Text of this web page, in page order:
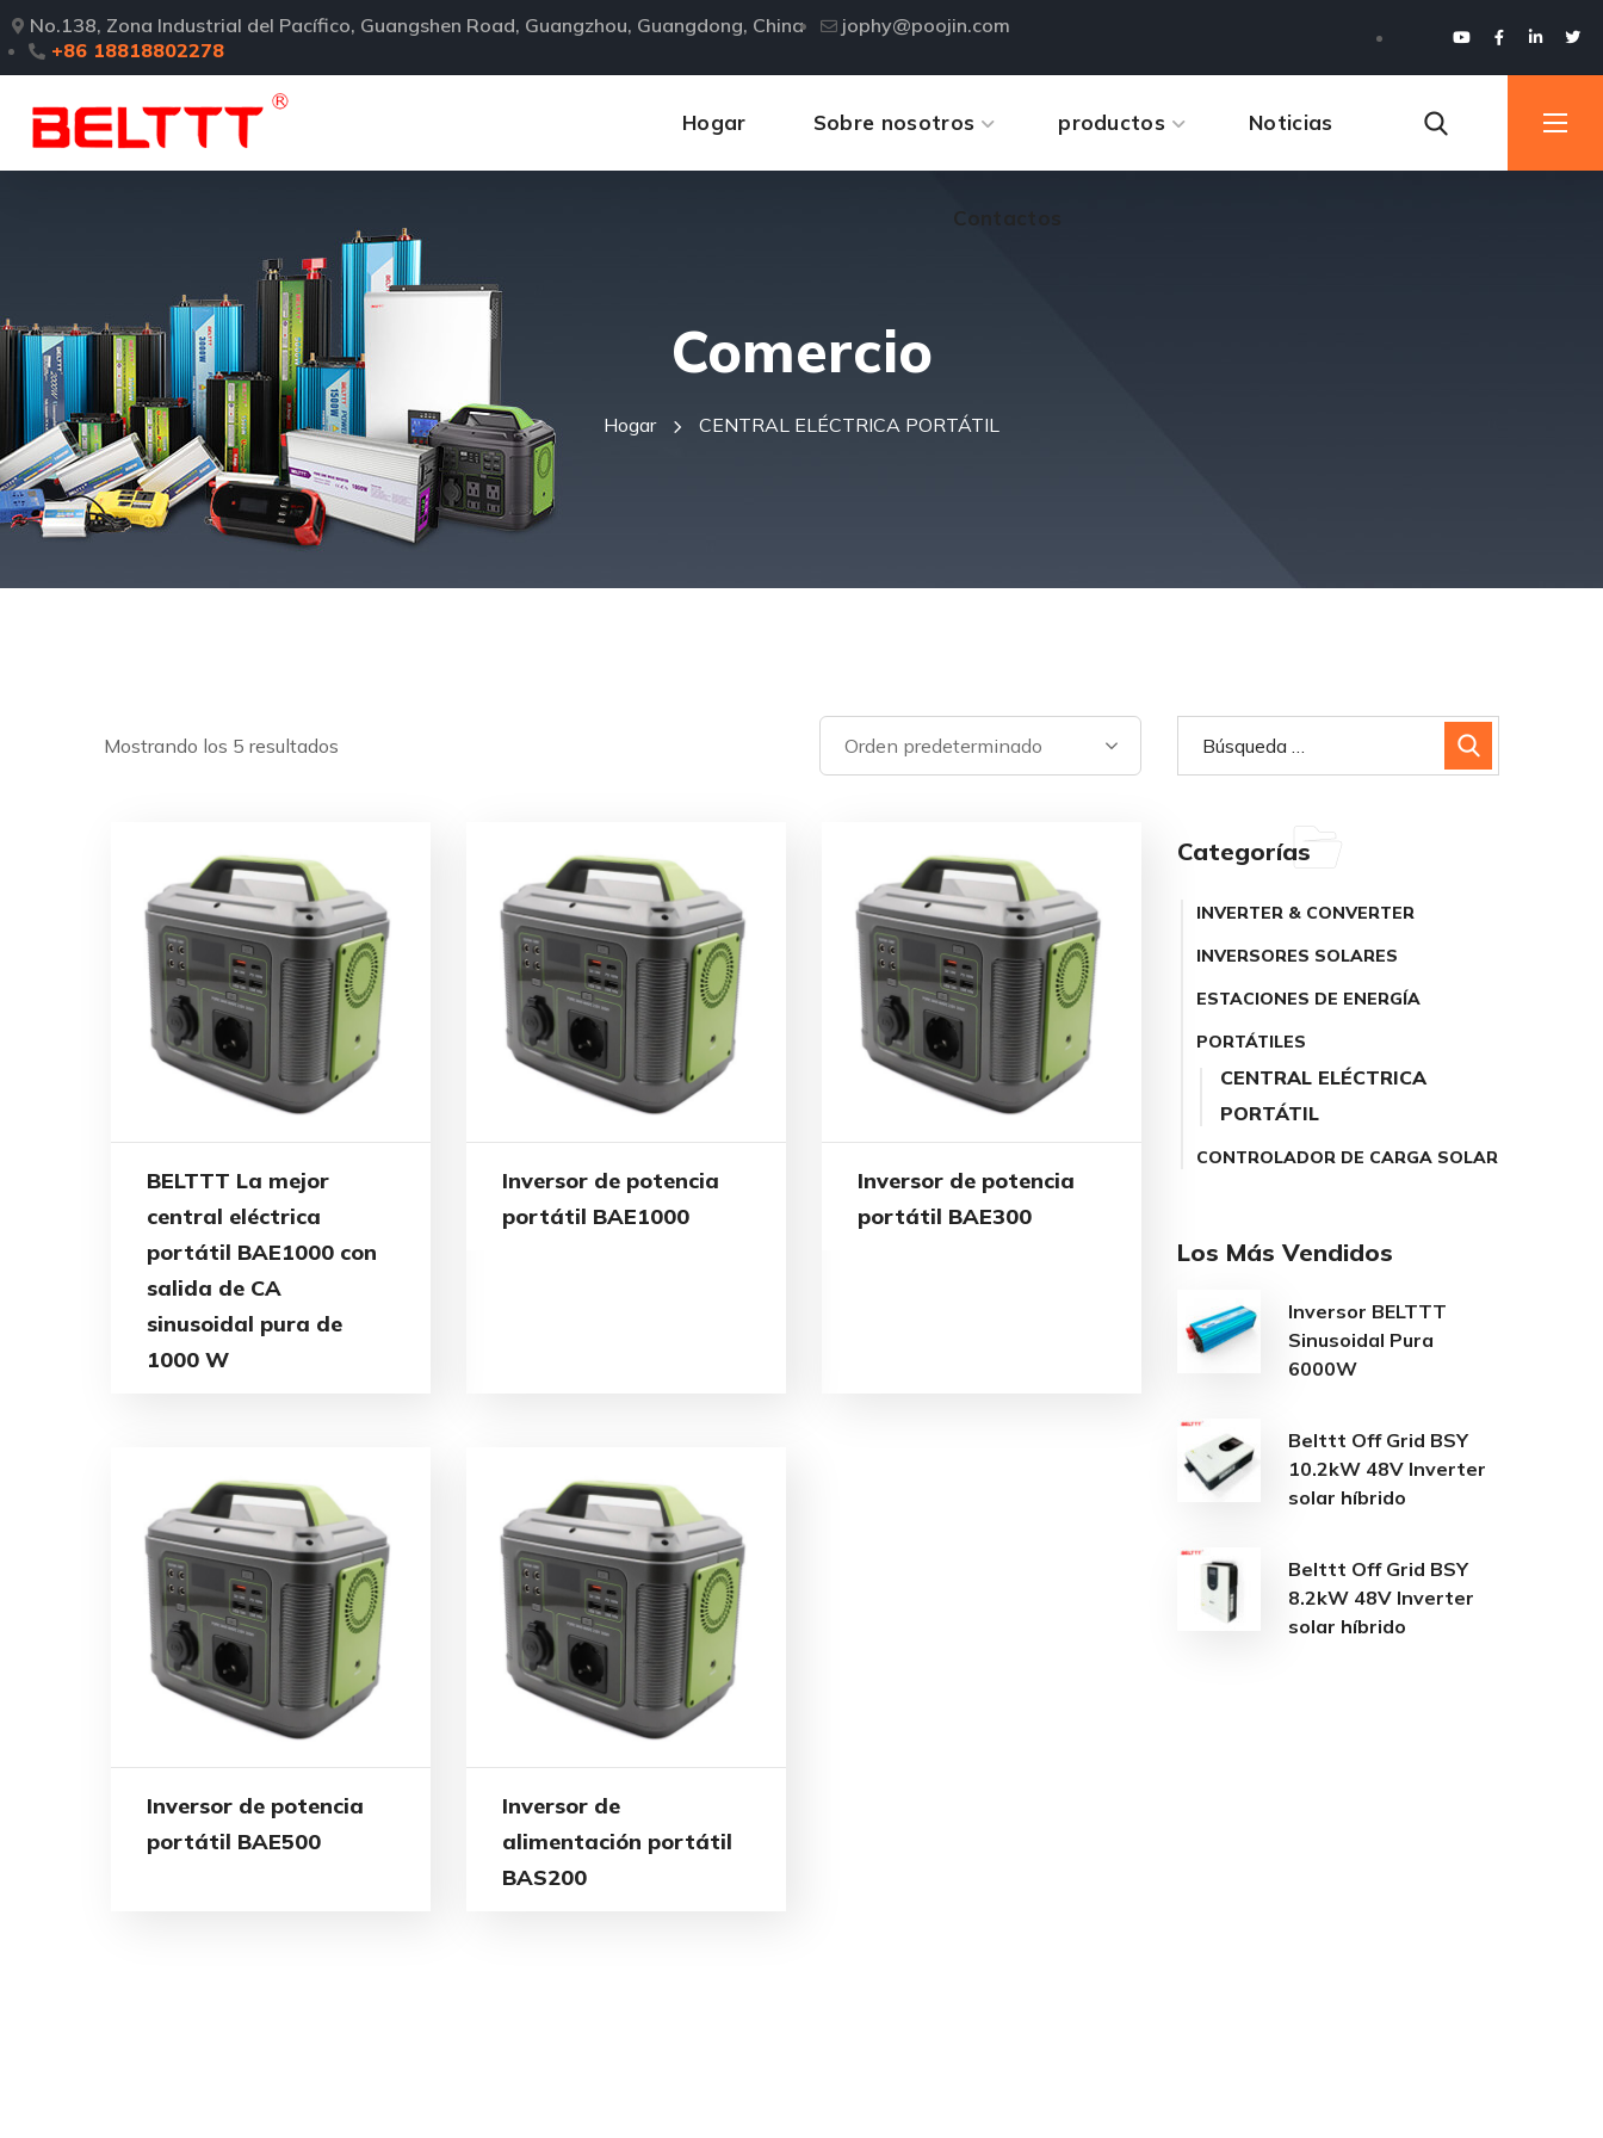
No.138, Zona Industrial del Pacífico, Guangshen Road, Guangzhou, Guangdong, China
jophy@poojin.com
+86 18818802278
Hogar Sobre nosotros productos Noticias
Contactos
Comercio
Hogar CENTRAL ELÉCTRICA PORTÁTIL
Mostrando los 5 resultados
BELTTT La mejor
central eléctrica
portátil BAE1000 con
salida de CA
sinusoidal pura de
1000 W
Inversor de potencia
portátil BAE1000
Inversor de potencia
portátil BAE300
Inversor de potencia
portátil BAE500
Inversor de
alimentación portátil
BAS200
Categorías
INVERTER & CONVERTER
INVERSORES SOLARES
ESTACIONES DE ENERGÍA
PORTÁTILES
CENTRAL ELÉCTRICA
PORTÁTIL
CONTROLADOR DE CARGA SOLAR
Los Más Vendidos
Inversor BELTTT
Sinusoidal Pura
6000W
Belttt Off Grid BSY
10.2kW 48V Inverter
solar híbrido
Belttt Off Grid BSY
8.2kW 48V Inverter
solar híbrido